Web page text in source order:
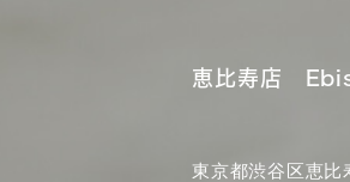
恵比寿店
東京都渋谷区恵